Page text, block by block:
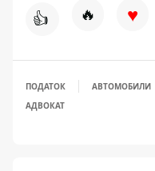
👍 🔥 ♥
ПОДАТОК АВТОМОБИЛИ
АДВОКАТ